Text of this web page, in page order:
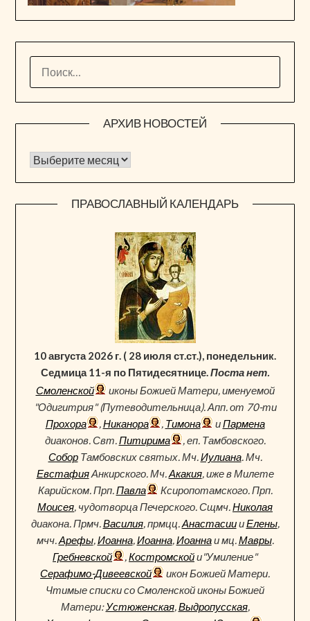
АРХИВ НОВОСТЕЙ
Архив новостей
ПРАВОСЛАВНЫЙ КАЛЕНДАРЬ
10 августа 2026 г. ( 28 июля ст.ст.), понедельник.
Седмица 11-я по Пятидесятнице.Поста нет.
Смоленской
иконы Божией Матери, именуемой
"Одигитрия" (Путеводительница). Апп. от 70-ти
Прохора
,Никанора , Тимона иПармена
диаконов. Свт.Питирима
, еп. Тамбовского.
СоборТамбовских святых. Мч.Иулиана. Мч.
ЕвстафияАнкирского. Мч.Акакия, иже в Милете
Карийском. Прп.Павла
Ксиропотамского. Прп.
Моисея, чудотворца Печерского. Сщмч.Николая
диакона. Прмч.Василия, прмцц.АнастасиииЕлены,
мчч.Арефы,Иоанна,Иоанна,Иоаннаи мц.Мавры.
Гребневской
,Костромскойи"Умиление"
Серафимо-Дивеевской
икон Божией Матери.
Чтимые списки со Смоленской иконы Божией
Матери:Устюженская,Выдропусская,